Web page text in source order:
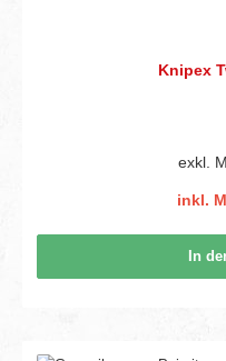
Knipex
exkl.
inkl.
In